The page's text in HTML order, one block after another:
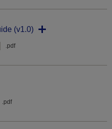
(v1.0)
.pdf
.pdf